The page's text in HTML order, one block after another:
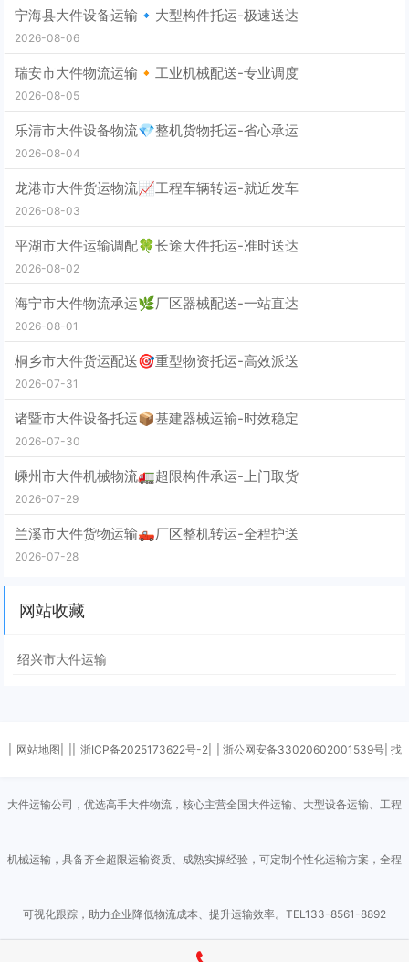
宁海县大件设备运输🔹大型构件托运-极速送达
2026-08-06
瑞安市大件物流运输🔸工业机械配送-专业调度
2026-08-05
乐清市大件设备物流💎整机货物托运-省心承运
2026-08-04
龙港市大件货运物流📈工程车辆转运-就近发车
2026-08-03
平湖市大件运输调配🍀长途大件托运-准时送达
2026-08-02
海宁市大件物流承运🌿厂区器械配送-一站直达
2026-08-01
桐乡市大件货运配送🎯重型物资托运-高效派送
2026-07-31
诸暨市大件设备托运📦基建器械运输-时效稳定
2026-07-30
嵊州市大件机械物流🚛超限构件承运-上门取货
2026-07-29
兰溪市大件货物运输🛻厂区整机转运-全程护送
2026-07-28
网站收藏
绍兴市大件运输
网站地图| 浙ICP备2025173622号-2| | 浙公网安备33020602001539号| 找
大件运输公司，优选高手大件物流，核心主营全国大件运输、大型设备运输、工程
机械运输，具备齐全超限运输资质、成熟实操经验，可定制个性化运输方案，全程
可视化跟踪，助力企业降低物流成本、提升运输效率。TEL133-8561-8892